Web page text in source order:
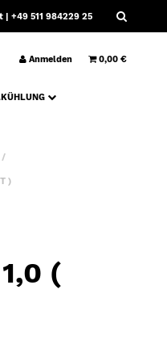
| +49 511 984229 25
Anmelden 0,00 €
)
(